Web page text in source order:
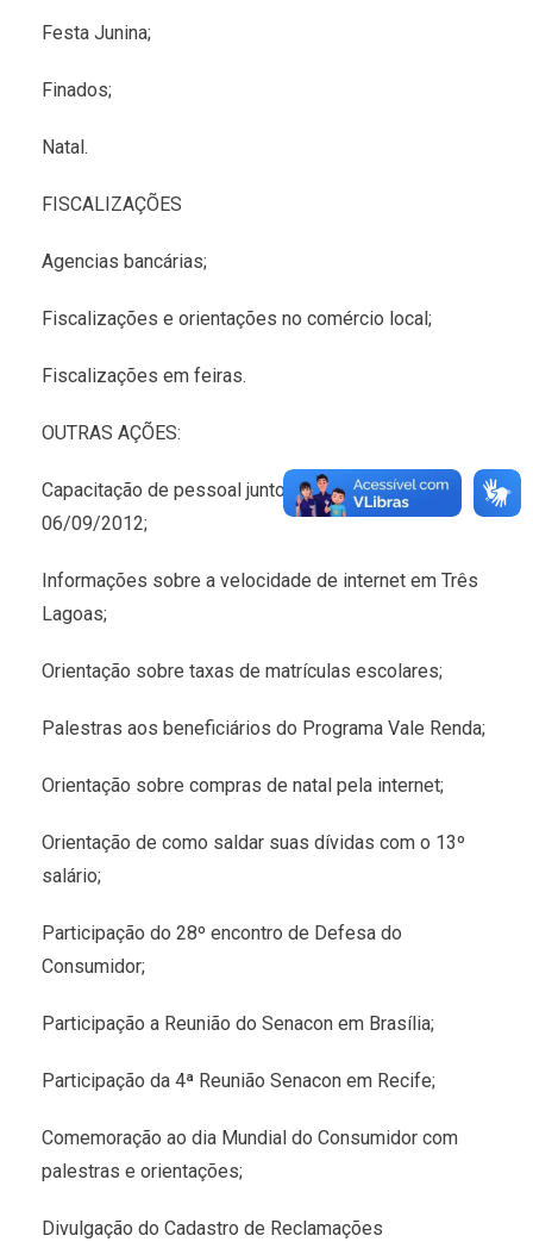
Festa Junina;
Finados;
Natal.
FISCALIZAÇÕES
Agencias bancárias;
Fiscalizações e orientações no comércio local;
Fiscalizações em feiras.
OUTRAS AÇÕES:
Capacitação de pessoal junto Procon Estadual em
06/09/2012;
Informações sobre a velocidade de internet em Três
Lagoas;
Orientação sobre taxas de matrículas escolares;
Palestras aos beneficiários do Programa Vale Renda;
Orientação sobre compras de natal pela internet;
Orientação de como saldar suas dívidas com o 13º
salário;
Participação do 28º encontro de Defesa do
Consumidor;
Participação a Reunião do Senacon em Brasília;
Participação da 4ª Reunião Senacon em Recife;
Comemoração ao dia Mundial do Consumidor com
palestras e orientações;
Divulgação do Cadastro de Reclamações